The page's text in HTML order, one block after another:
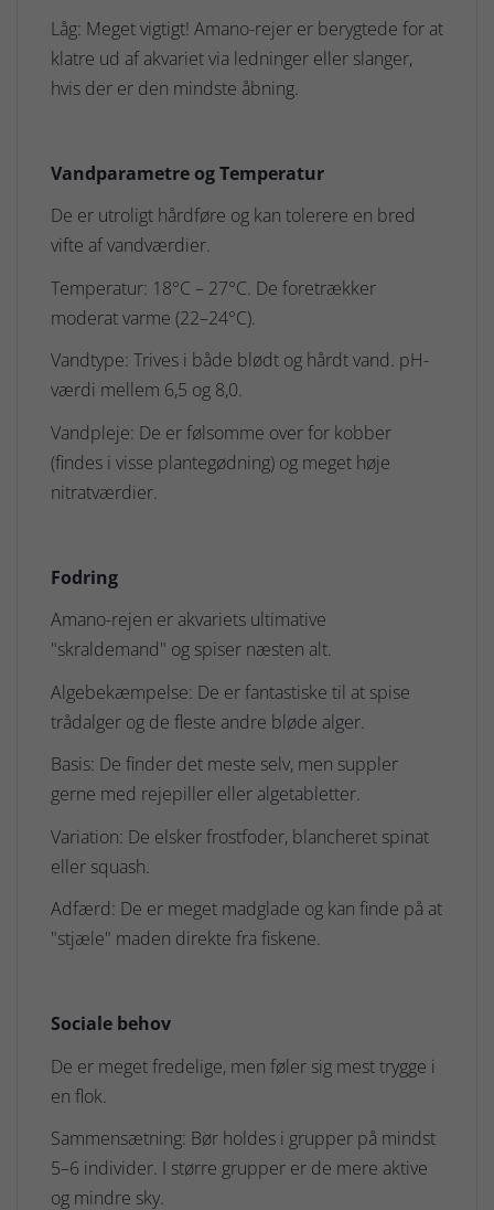
Låg: Meget vigtigt! Amano-rejer er berygtede for at
klatre ud af akvariet via ledninger eller slanger,
hvis der er den mindste åbning.
Vandparametre og Temperatur
De er utroligt hårdføre og kan tolerere en bred
vifte af vandværdier.
Temperatur: 18°C – 27°C. De foretrækker
moderat varme (22–24°C).
Vandtype: Trives i både blødt og hårdt vand. pH-
værdi mellem 6,5 og 8,0.
Vandpleje: De er følsomme over for kobber
(findes i visse plantegødning) og meget høje
nitratværdier.
Fodring
Amano-rejen er akvariets ultimative
"skraldemand" og spiser næsten alt.
Algebekæmpelse: De er fantastiske til at spise
trådalger og de fleste andre bløde alger.
Basis: De finder det meste selv, men suppler
gerne med rejepiller eller algetabletter.
Variation: De elsker frostfoder, blancheret spinat
eller squash.
Adfærd: De er meget madglade og kan finde på at
"stjæle" maden direkte fra fiskene.
Sociale behov
De er meget fredelige, men føler sig mest trygge i
en flok.
Sammensætning: Bør holdes i grupper på mindst
5–6 individer. I større grupper er de mere aktive
og mindre sky.